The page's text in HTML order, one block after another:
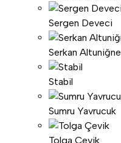
Sergen Deveci
Serkan Altuniğne
Stabil
Sumru Yavrucuk
Tolga Çevik